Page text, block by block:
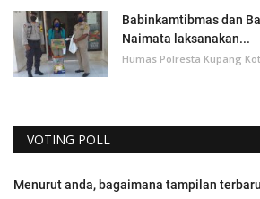
Babinkamtibmas dan
Naimata laksanakan...
Humas Polresta Kupang
VOTING POLL
Menurut anda, bagaimana tampilan